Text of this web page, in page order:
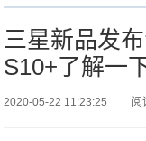
三星新品发
S10+了解一
2020-05-22 11:23:25 阅